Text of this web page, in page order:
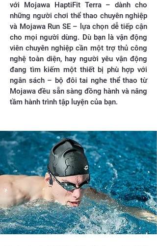
với Mojawa HaptiFit Terra – dành cho
những người chơi thể thao chuyên nghiệp
và Mojawa Run SE – lựa chọn dễ tiếp cận
cho mọi người dùng. Dù bạn là vận động
viên chuyên nghiệp cần một trợ thủ công
nghệ toàn diện, hay người yêu vận động
đang tìm kiếm một thiết bị phù hợp với
ngân sách – bộ đôi tai nghe thể thao từ
Mojawa đều sẵn sàng đồng hành và nâng
tầm hành trình tập luyện của bạn.